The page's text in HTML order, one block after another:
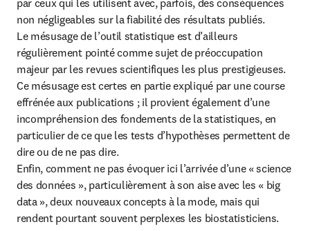
par ceux qui les utilisent avec, parfois, des conséquences
non négligeables sur la fiabilité des résultats publiés.
Le mésusage de l’outil statistique est d’ailleurs
régulièrement pointé comme sujet de préoccupation
majeur par les revues scientifiques les plus prestigieuses.
Ce mésusage est certes en partie expliqué par une course
effrénée aux publications ; il provient également d’une
incompréhension des fondements de la statistiques, en
particulier de ce que les tests d’hypothèses permettent de
dire ou de ne pas dire.
Enfin, comment ne pas évoquer ici l’arrivée d’une « science
des données », particulièrement à son aise avec les « big
data », deux nouveaux concepts à la mode, mais qui
rendent pourtant souvent perplexes les biostatisticiens.